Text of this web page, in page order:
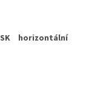
horizontální